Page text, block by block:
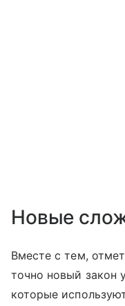
Новые
Вместе с тем,
точно новый закон
которые